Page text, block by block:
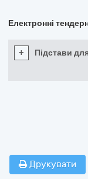
Електронні
+ Підстави
Друкувати